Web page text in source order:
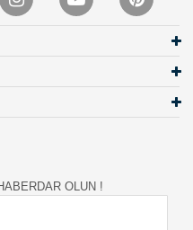
OLUN !